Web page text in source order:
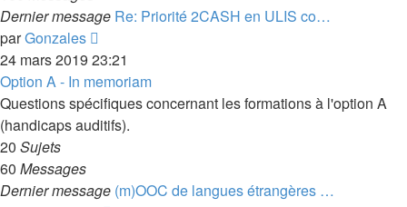
Dernier message Re: Priorité 2CASH en ULIS co…
parGonzales
le
dernier
message
24 mars 2019 23:21
Option A - In memoriam
Questions spécifiques concernant les formations à l'option A
(handicaps auditifs).
20 Sujets
60 Messages
Dernier message (m)OOC de langues étrangères …